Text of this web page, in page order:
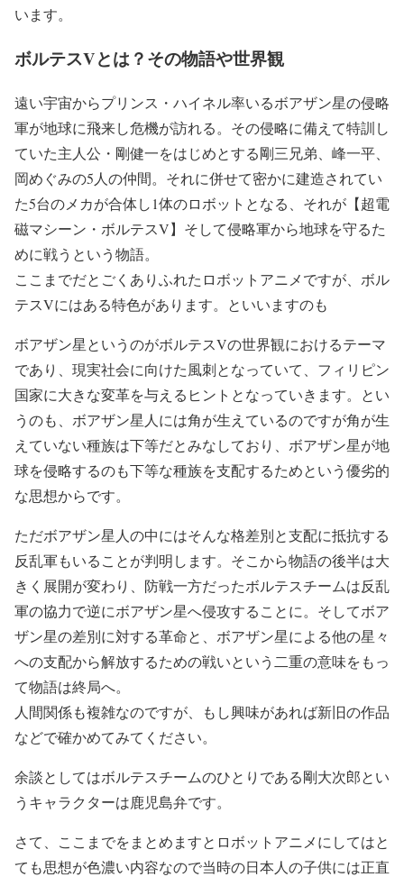
います。
ボルテスVとは？その物語や世界観
遠い宇宙からプリンス・ハイネル率いるボアザン星の侵略
軍が地球に飛来し危機が訪れる。その侵略に備えて特訓し
ていた主人公・剛健一をはじめとする剛三兄弟、峰一平、
岡めぐみの5人の仲間。それに併せて密かに建造されてい
た5台のメカが合体し1体のロボットとなる、それが【超電
磁マシーン・ボルテスV】そして侵略軍から地球を守るた
めに戦うという物語。
ここまでだとごくありふれたロボットアニメですが、ボル
テスVにはある特色があります。といいますのも
ボアザン星というのがボルテスVの世界観におけるテーマ
であり、現実社会に向けた風刺となっていて、フィリピン
国家に大きな変革を与えるヒントとなっていきます。とい
うのも、ボアザン星人には角が生えているのですが角が生
えていない種族は下等だとみなしており、ボアザン星が地
球を侵略するのも下等な種族を支配するためという優劣的
な思想からです。
ただボアザン星人の中にはそんな格差別と支配に抵抗する
反乱軍もいることが判明します。そこから物語の後半は大
きく展開が変わり、防戦一方だったボルテスチームは反乱
軍の協力で逆にボアザン星へ侵攻することに。そしてボア
ザン星の差別に対する革命と、ボアザン星による他の星々
への支配から解放するための戦いという二重の意味をもっ
て物語は終局へ。
人間関係も複雑なのですが、もし興味があれば新旧の作品
などで確かめてみてください。
余談としてはボルテスチームのひとりである剛大次郎とい
うキャラクターは鹿児島弁です。
さて、ここまでをまとめますとロボットアニメにしてはと
ても思想が色濃い内容なので当時の日本人の子供には正直